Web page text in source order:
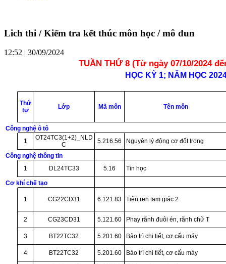
Lich thi / Kiểm tra kết thúc môn học / mô đun
12:52 | 30/09/2024
TUẦN THỨ 8 (Từ ngày 07/10/2024
HỌC KỲ 1; NĂM HỌC
Thứ
tự
Lớp Mã môn Tên môn
Công nghệ ô tô
1
OT24TC3(1+2)_NLD
C
5.216.56 Nguyên lý động cơ đốt trong
Công nghệ thông tin
1
DL24TC33 5.16 Tin học
Cơ khí chế tạo
1 CG22CD31 6.121.83 Tiện ren tam giác 2
2 CG23CD31 5.121.60 Phay rãnh đuôi én, rãnh chữ T
3 BT22TC32 5.201.60 Bảo trì chi tiết, cơ cấu máy
4 BT22TC32 5.201.60 Bảo trì chi tiết, cơ cấu máy